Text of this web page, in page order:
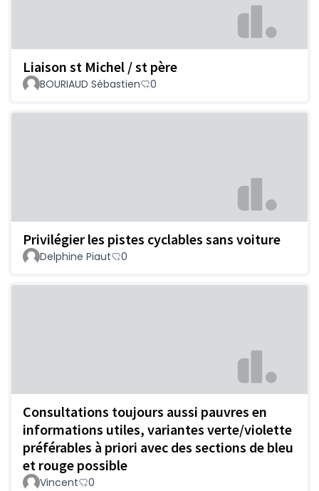
Liaison st Michel / st père
BOURIAUD Sébastien 0
Privilégier les pistes cyclables sans voiture
Delphine Piaut 0
Consultations toujours aussi pauvres en
informations utiles, variantes verte/violette
préférables à priori avec des sections de bleu
et rouge possible
Vincent 0